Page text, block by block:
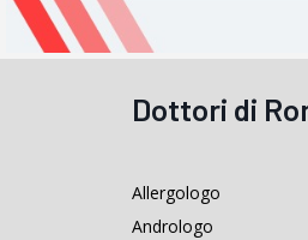
Dottori di
Allergologo
Andrologo